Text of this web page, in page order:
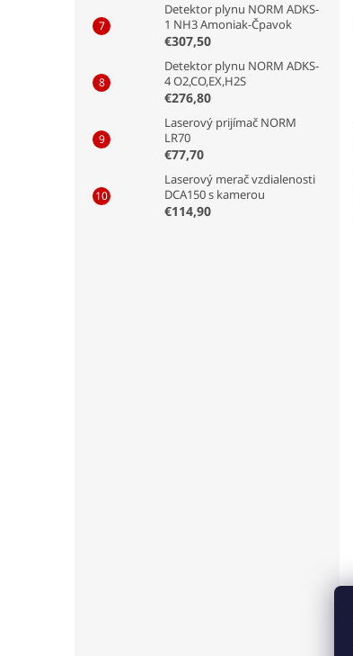
Detektor plynu NORM ADKS-
1 NH3 Amoniak-Čpavok
€307,50
Detektor plynu NORM ADKS-
4 O2,CO,EX,H2S
€276,80
Laserový prijímač NORM
LR70
€77,70
Laserový merač vzdialenosti
DCA150 s kamerou
€114,90